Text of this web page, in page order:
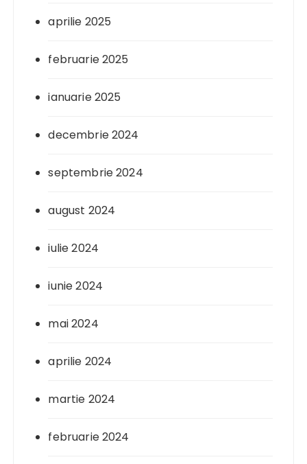
aprilie 2025
februarie 2025
ianuarie 2025
decembrie 2024
septembrie 2024
august 2024
iulie 2024
iunie 2024
mai 2024
aprilie 2024
martie 2024
februarie 2024